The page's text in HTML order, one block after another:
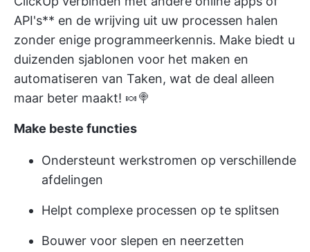
API's** en de wrijving uit uw processen halen
zonder enige programmeerkennis. Make biedt u
duizenden sjablonen voor het maken en
automatiseren van Taken, wat de deal alleen
maar beter maakt! 🍬🍭
Make beste functies
Ondersteunt werkstromen op verschillende
afdelingen
Helpt complexe processen op te splitsen
Bouwer voor slepen en neerzetten